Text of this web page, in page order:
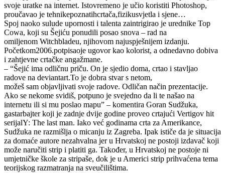
svoje uratke na internet. Istovremeno je učio koristiti Photoshop,
proučavao je tehnikepoznatihcrtača,fizikusvjetla i sjene…
Spoj naoko sulude upornosti i talenta zaintrigirao je urednike Top
Cowa, koji su Šejiću ponudili posao snova – rad na
omiljenom Witchbladeu, njihovom najuspješnijem izdanju.
Početkom2006.potpisaoje ugovor kao kolorist, a odnedavno dobiva
i zahtjevne crtačke angažmane.
– “Šejić ima odličnu priču. On je sjedio doma, crtao i stavljao
radove na deviantart.To je dobra stvar s netom,
možeš sam objavljivati svoje radove. Odličan način prezentacije.
Ako se nekome svidiš, potpuno je svejedno da li te našao na
internetu ili si mu poslao mapu” – komentira Goran Sudžuka,
gastarbajter koji je zadnje dvije godine proveo crtajući Vertigov hit
serijalY: The last man. Iako već godinama crta za Amerikance,
Sudžuka ne razmišlja o micanju iz Zagreba. Ipak ističe da je situacija
za domaće autore nezahvalna jer u Hrvatskoj ne postoji izdavač koji
može naručiti strip i platiti ga. Također, u Hrvatskoj ne postoje ni
umjetničke škole za stripaše, dok je u Americi strip prihvaćena tema
teorijskog razmatranja na sveučilištima.